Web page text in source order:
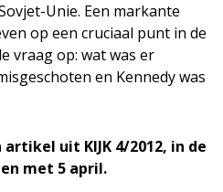
Unie. Een markante
op een cruciaal punt in de
vraag op: wat was er
en Kennedy was
uit KIJK 4/2012, in de
met 5 april.